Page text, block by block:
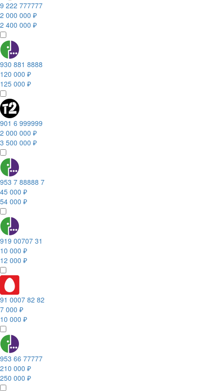
9 222 777777
2 000 000 ₽
2 400 000 ₽
930 881 8888
120 000 ₽
125 000 ₽
901 6 999999
2 000 000 ₽
3 500 000 ₽
953 7 88888 7
45 000 ₽
54 000 ₽
919 00707 31
10 000 ₽
12 000 ₽
91 0007 82 82
7 000 ₽
10 000 ₽
953 66 77777
210 000 ₽
250 000 ₽